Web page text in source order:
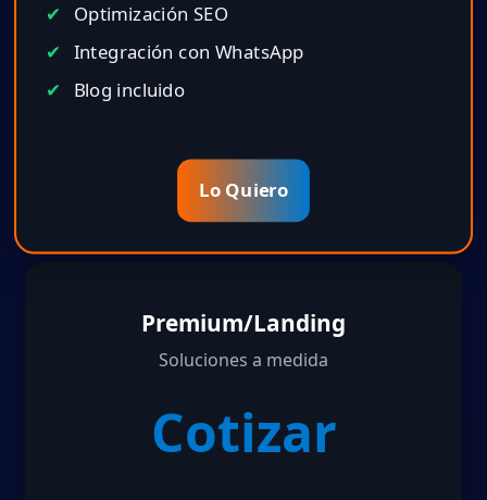
Optimización SEO
Integración con WhatsApp
Blog incluido
Lo Quiero
Premium/Landing
Soluciones a medida
Cotizar